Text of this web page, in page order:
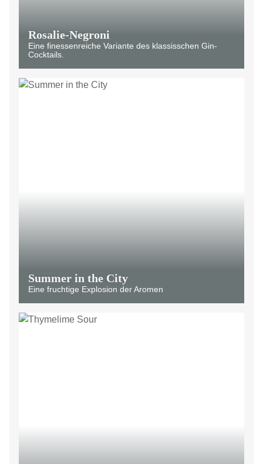
Rosalie-Negroni
Eine finessenreiche Variante des klassisschen Gin-
Cocktails.
Summer in the City
Eine fruchtige Explosion der Aromen